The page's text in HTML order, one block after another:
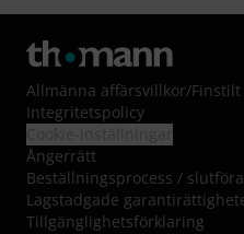
Allmänna affärsvillkor/Finstilt
Integritetspolicy
Ångerrätt
Beställningsprocess /
Lagstadgade
Tillgänglighetsförklaring